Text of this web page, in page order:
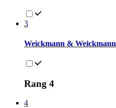
3
Weickmann & Weickmann
Rang 4
4